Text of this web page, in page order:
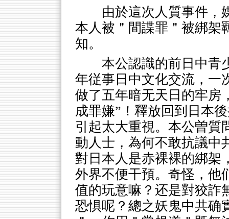
由於這次人質事件，
本人被＂間諜罪＂被綁架
知。
本公認識的前日中青
年従事日中文化交流，一
做了五年暗无天日的牢房
成罪嫌”！釋放回到日本
引起太大重視。本公曽質
動人士，為何不敢抗議中
對日本人是赤裸裸的綁架
外界不便干預。奇怪，他
值的玩意嘛？还是對狡詐
恐惧呢？總之妖鬼中共确